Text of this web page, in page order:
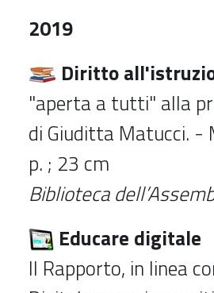
2019
Diritto
"aperta a tutti" alla
di Giuditta Matucci. -
p. ; 23 cm
Biblioteca
Educare digitale
Il Rapporto, in linea